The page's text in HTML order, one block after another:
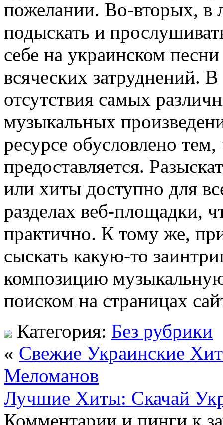
пожелании. Во-вторых, в
подыскать и
себе на украинском
всяческих затруднений.
отсутствия самых
музыкальных
ресурсе обусловлено тем,
предоставляется.
или хиты доступно для
разделах веб-площадки,
практично. К тому же,
сыскать какую-то
композицию
поиском на страницах
Категория: Без рубрики
« Свежие Украинские
Меломанов
Лучшие Хиты: Скачай
Комментарии и пинги к